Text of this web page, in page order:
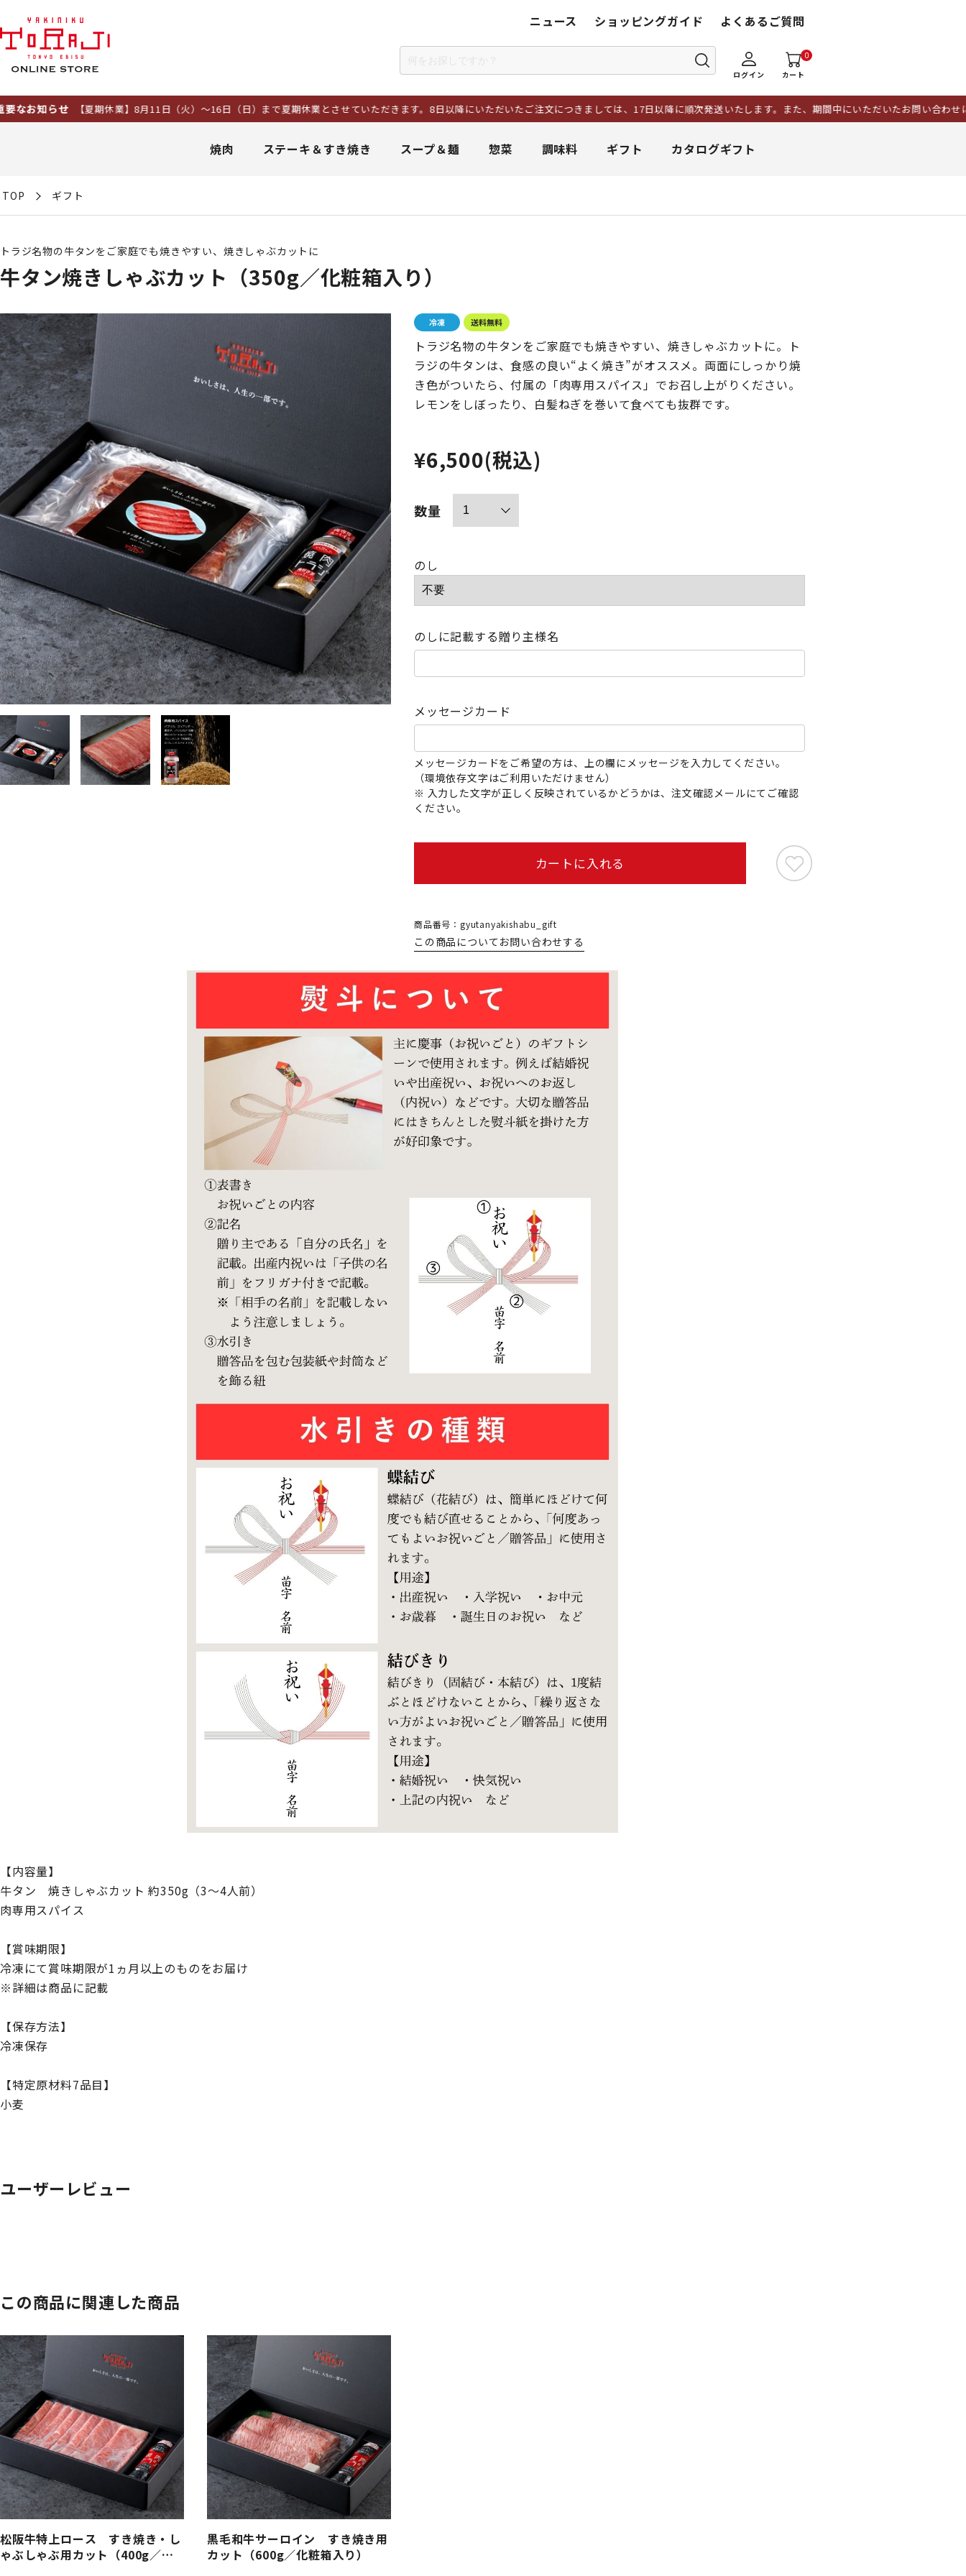
ニュース ショッピングガイド よくあるご質問
ログイン
0
カート
【夏期休業】8月11日（火）～16日（日）まで夏期休業とさせていただきます。8日以降にいただいたご注文につきましては、17日以降に順次発送いたします。また、期間中にいただいたお問い合わせにつきまして
焼肉 ステーキ＆すき焼き スープ＆麺 惣菜 調味料 ギフト カタログギフト
TOP ギフト
トラジ名物の牛タンをご家庭でも焼きやすい、焼きしゃぶカットに
牛タン焼きしゃぶカット（350g／化粧箱入り）
トラジ名物の牛タンをご家庭でも焼きやすい、焼きしゃぶカットに。ト
ラジの牛タンは、食感の良い“よく焼き”がオススメ。両面にしっかり焼
き色がついたら、付属の「肉専用スパイス」でお召し上がりください。
レモンをしぼったり、白髪ねぎを巻いて食べても抜群です。
¥6,500(税込)
数量
のし
のしに記載する贈り主様名
メッセージカード
メッセージカードをご希望の方は、上の欄にメッセージを入力してください。
（環境依存文字はご利用いただけません）
※ 入力した文字が正しく反映されているかどうかは、注文確認メールにてご確認
ください。
カートに入れる
商品番号：gyutanyakishabu_gift
この商品についてお問い合わせする
【内容量】
牛タン 焼きしゃぶカット 約350g（3～4人前）
肉専用スパイス
【賞味期限】
冷凍にて賞味期限が1ヵ月以上のものをお届け
※詳細は商品に記載
【保存方法】
冷凍保存
【特定原材料7品目】
小麦
ユーザーレビュー
この商品に関連した商品
松阪牛特上ロース すき焼き・し
ゃぶしゃぶ用カット（400g／化
黒毛和牛サーロイン すき焼き用
カット（600g／化粧箱入り）